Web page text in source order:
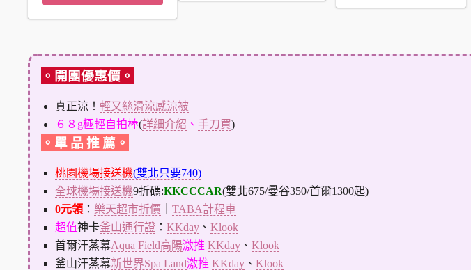
。開團優惠價。
真正涼！ 輕又絲滑涼感涼被
６８g極輕自拍棒(詳細介紹 、 手刀買)
。單 品 推 薦。
桃園機場接送機(雙北只要740)
全球機場接送機9折碼:KKCCCAR(雙北675/曼谷350/首爾1300起)
0元領： 樂天超市折價
TABA計程車
超值神卡釜山通行證： KKday、 Klook
首爾汗蒸幕Aqua Field高陽激推 KKday、 Klook
釜山汗蒸幕新世界Spa Land激推 KKday、 Klook